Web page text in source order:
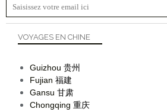
VOYAGES EN CHINE
Guizhou 贵州
Fujian 福建
Gansu 甘肃
Chongqing 重庆